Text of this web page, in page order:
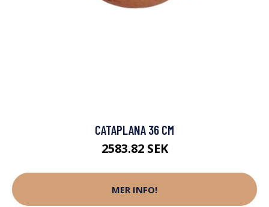
CATAPLANA 36 CM
2583.82 SEK
MER INFO!